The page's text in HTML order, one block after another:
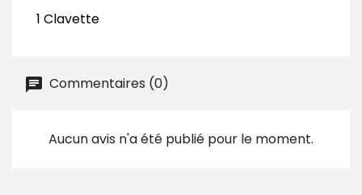
1 Clavette
Commentaires (0)
Aucun avis n'a été publié pour le moment.